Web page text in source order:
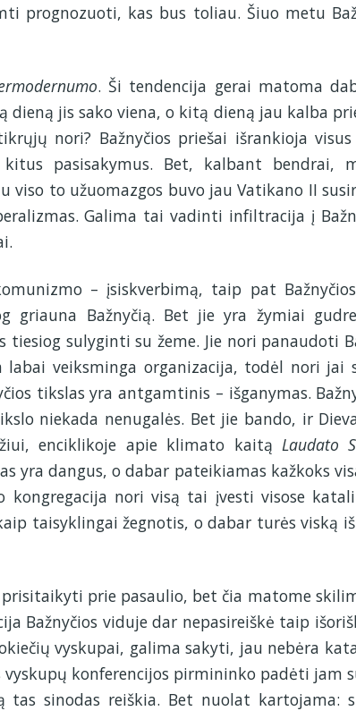
prognozuoti, kas bus toliau. Šiuo metu
. Ši tendencija gerai matoma
dieną jis sako viena, o kitą dieną jau kalba
nori? Bažnyčios priešai išrankioja visus
pasisakymus. Bet, kalbant bendrai,
viso to užuomazgos buvo jau Vatikano II
Galima tai vadinti infiltracija į
– įsiskverbimą, taip pat
griauna Bažnyčią. Bet jie yra žymiai
sulyginti su žeme. Jie nori panaudoti
labai veiksminga organizacija, todėl nori jai
tikslas yra antgamtinis – išganymas.
niekada nenugalės. Bet jie bando, ir
enciklikoje apie klimato kaitą Laudato
yra dangus, o dabar pateikiamas kažkoks
nori visą tai įvesti visose
taisyklingai žegnotis, o dabar turės viską
prie pasaulio, bet čia matome
Bažnyčios viduje dar nepasireiškė taip
vyskupai, galima sakyti, jau nebėra
vyskupų konferencijos pirmininko padėti jam
tas sinodas reiškia. Bet nuolat kartojama: